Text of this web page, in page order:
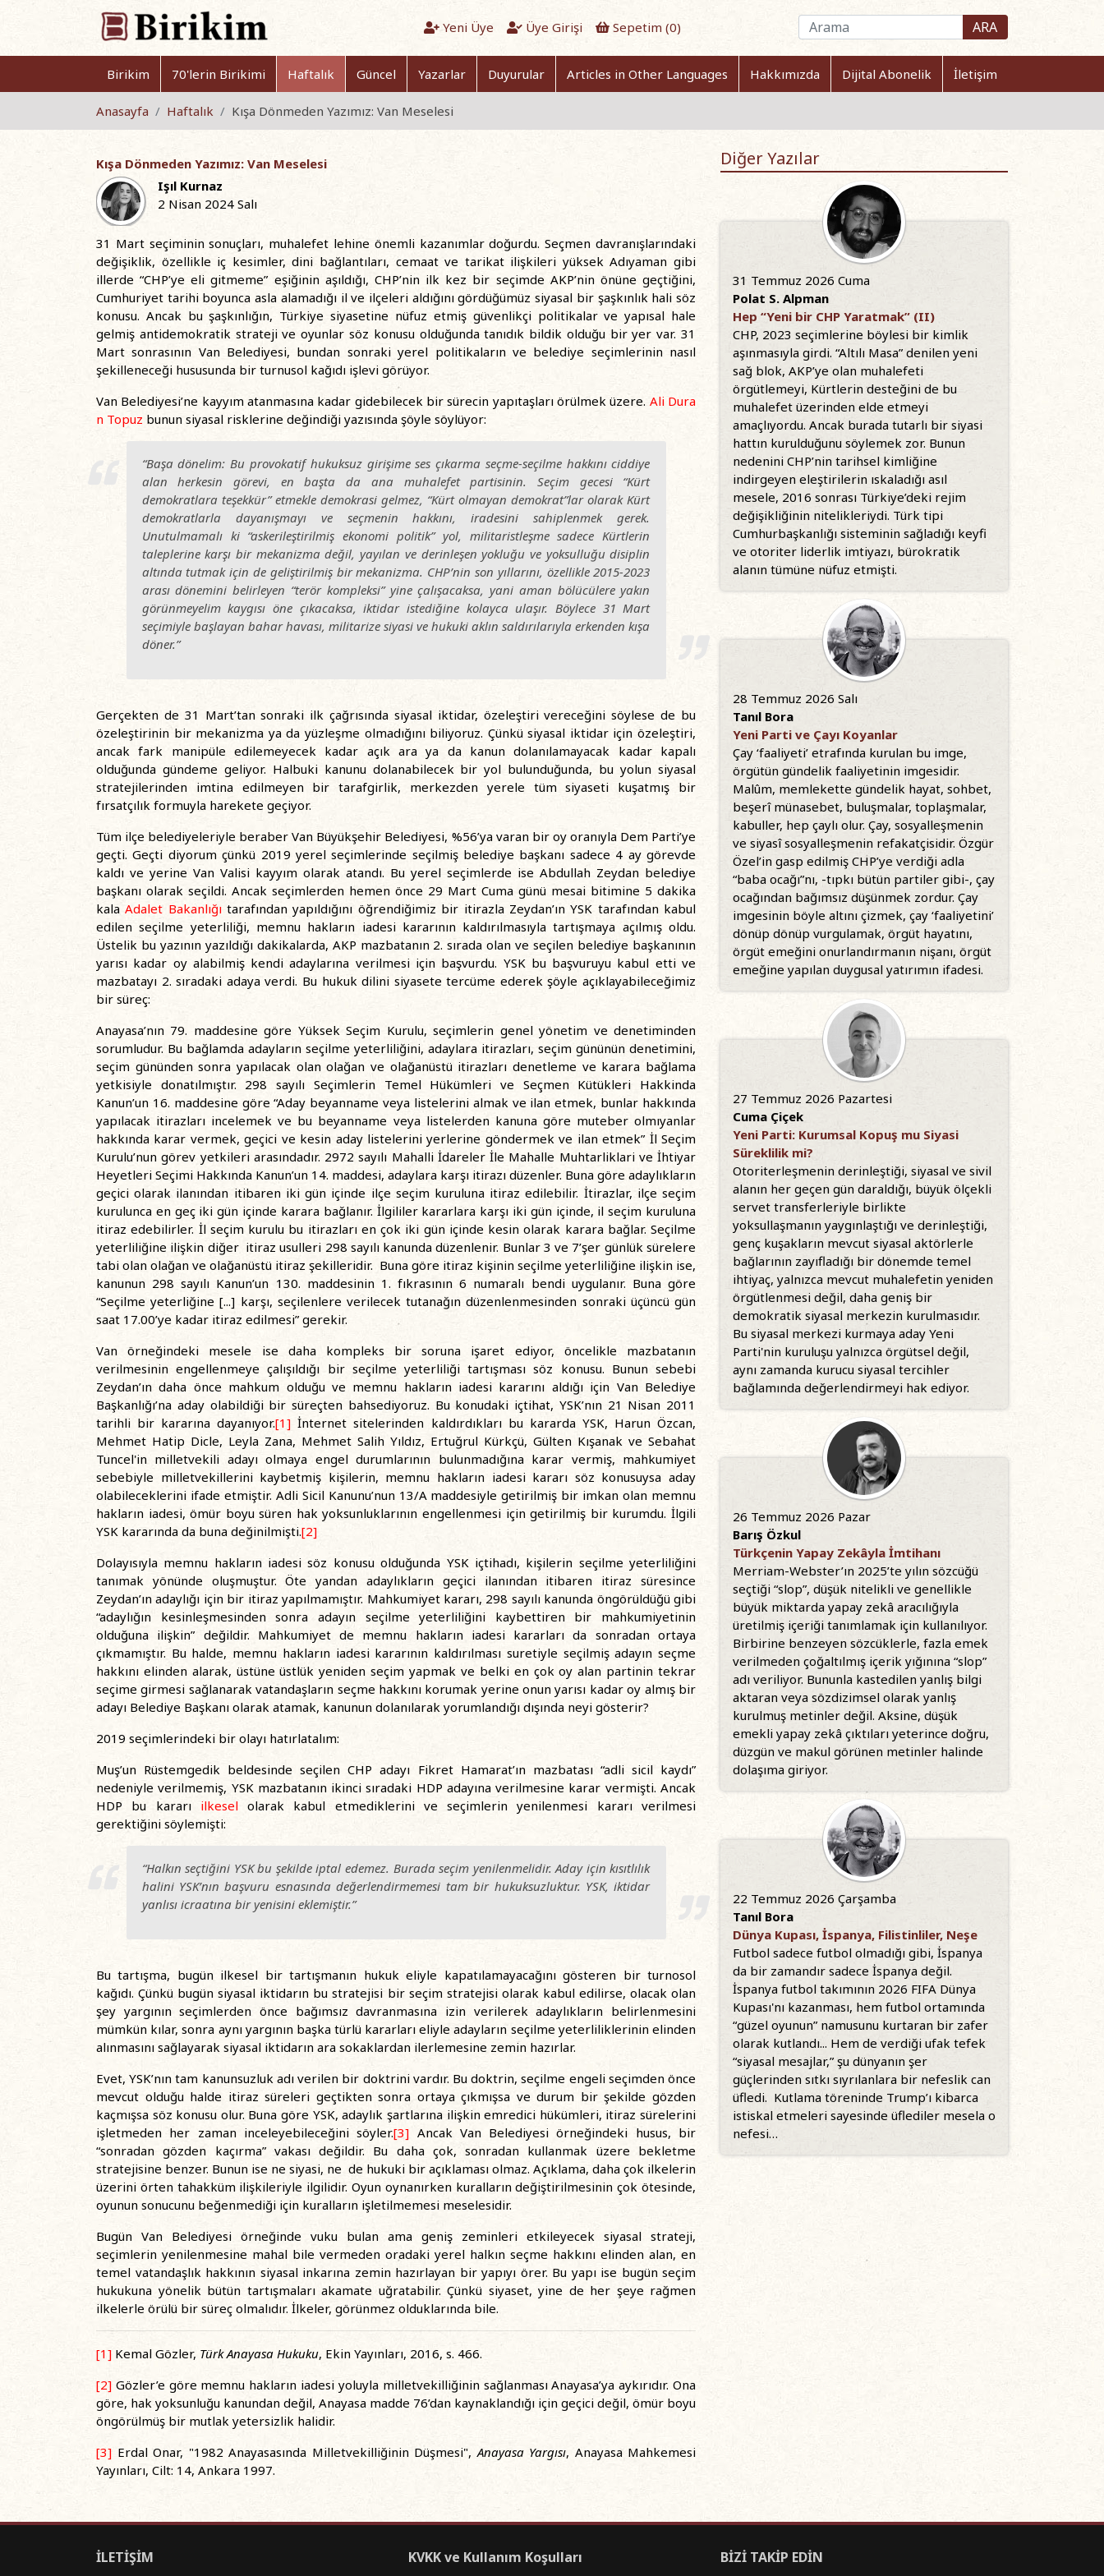
Yeni Üye Üye Girişi Sepetim (0) ARA
Birikim 70'lerin Birikimi Haftalık Güncel Yazarlar Duyurular Articles in Other Languages Hakkımızda Dijital Abonelik İletişim
Anasayfa Haftalık Kışa Dönmeden Yazımız: Van Meselesi
Kışa Dönmeden Yazımız: Van Meselesi
Işıl Kurnaz
2 Nisan 2024 Salı
31 Mart seçiminin sonuçları, muhalefet lehine önemli kazanımlar doğurdu. Seçmen davranışlarındaki
değişiklik, özellikle iç kesimler, dini bağlantıları, cemaat ve tarikat ilişkileri yüksek Adıyaman gibi
illerde “CHP’ye eli gitmeme” eşiğinin aşıldığı, CHP’nin ilk kez bir seçimde AKP’nin önüne geçtiğini,
Cumhuriyet tarihi boyunca asla alamadığı il ve ilçeleri aldığını gördüğümüz siyasal bir şaşkınlık hali söz
konusu. Ancak bu şaşkınlığın, Türkiye siyasetine nüfuz etmiş güvenlikçi politikalar ve yapısal hale
gelmiş antidemokratik strateji ve oyunlar söz konusu olduğunda tanıdık bildik olduğu bir yer var. 31
Mart sonrasının Van Belediyesi, bundan sonraki yerel politikaların ve belediye seçimlerinin nasıl
şekilleneceği hususunda bir turnusol kağıdı işlevi görüyor.
Van Belediyesi’ne kayyım atanmasına kadar gidebilecek bir sürecin yapıtaşları örülmek üzere. Ali Dura
n Topuz bunun siyasal risklerine değindiği yazısında şöyle söylüyor:
“Başa dönelim: Bu provokatif hukuksuz girişime ses çıkarma seçme-seçilme hakkını ciddiye
alan herkesin görevi, en başta da ana muhalefet partisinin. Seçim gecesi “Kürt
demokratlara teşekkür” etmekle demokrasi gelmez, “Kürt olmayan demokrat”lar olarak Kürt
demokratlarla dayanışmayı ve seçmenin hakkını, iradesini sahiplenmek gerek.
Unutulmamalı ki “askerileştirilmiş ekonomi politik” yol, militaristleşme sadece Kürtlerin
taleplerine karşı bir mekanizma değil, yayılan ve derinleşen yokluğu ve yoksulluğu disiplin
altında tutmak için de geliştirilmiş bir mekanizma. CHP’nin son yıllarını, özellikle 2015-2023
arası dönemini belirleyen “terör kompleksi” yine çalışacaksa, yani aman bölücülere yakın
görünmeyelim kaygısı öne çıkacaksa, iktidar istediğine kolayca ulaşır. Böylece 31 Mart
seçimiyle başlayan bahar havası, militarize siyasi ve hukuki aklın saldırılarıyla erkenden kışa
döner.”
Gerçekten de 31 Mart’tan sonraki ilk çağrısında siyasal iktidar, özeleştiri vereceğini söylese de bu
özeleştirinin bir mekanizma ya da yüzleşme olmadığını biliyoruz. Çünkü siyasal iktidar için özeleştiri,
ancak fark manipüle edilemeyecek kadar açık ara ya da kanun dolanılamayacak kadar kapalı
olduğunda gündeme geliyor. Halbuki kanunu dolanabilecek bir yol bulunduğunda, bu yolun siyasal
stratejilerinden imtina edilmeyen bir tarafgirlik, merkezden yerele tüm siyaseti kuşatmış bir
fırsatçılık formuyla harekete geçiyor.
Tüm ilçe belediyeleriyle beraber Van Büyükşehir Belediyesi, %56’ya varan bir oy oranıyla Dem Parti’ye
geçti. Geçti diyorum çünkü 2019 yerel seçimlerinde seçilmiş belediye başkanı sadece 4 ay görevde
kaldı ve yerine Van Valisi kayyım olarak atandı. Bu yerel seçimlerde ise Abdullah Zeydan belediye
başkanı olarak seçildi. Ancak seçimlerden hemen önce 29 Mart Cuma günü mesai bitimine 5 dakika
kalaAdalet Bakanlığıtarafından yapıldığını öğrendiğimiz bir itirazla Zeydan’ın YSK tarafından kabul
edilen seçilme yeterliliği, memnu hakların iadesi kararının kaldırılmasıyla tartışmaya açılmış oldu.
Üstelik bu yazının yazıldığı dakikalarda, AKP mazbatanın 2. sırada olan ve seçilen belediye başkanının
yarısı kadar oy alabilmiş kendi adaylarına verilmesi için başvurdu. YSK bu başvuruyu kabul etti ve
mazbatayı 2. sıradaki adaya verdi. Bu hukuk dilini siyasete tercüme ederek şöyle açıklayabileceğimiz
bir süreç:
Anayasa’nın 79. maddesine göre Yüksek Seçim Kurulu, seçimlerin genel yönetim ve denetiminden
sorumludur. Bu bağlamda adayların seçilme yeterliliğini, adaylara itirazları, seçim gününün denetimini,
seçim gününden sonra yapılacak olan olağan ve olağanüstü itirazları denetleme ve karara bağlama
yetkisiyle donatılmıştır. 298 sayılı Seçimlerin Temel Hükümleri ve Seçmen Kütükleri Hakkinda
Kanun’un 16. maddesine göre “Aday beyanname veya listelerini almak ve ilan etmek, bunlar hakkında
yapılacak itirazları incelemek ve bu beyanname veya listelerden kanuna göre muteber olmıyanlar
hakkında karar vermek, geçici ve kesin aday listelerini yerlerine göndermek ve ilan etmek” İl Seçim
Kurulu’nun görev yetkileri arasındadır. 2972 sayılı Mahalli İdareler İle Mahalle Muhtarliklari ve İhtiyar
Heyetleri Seçimi Hakkında Kanun’un 14. maddesi, adaylara karşı itirazı düzenler. Buna göre adaylıkların
geçici olarak ilanından itibaren iki gün içinde ilçe seçim kuruluna itiraz edilebilir. İtirazlar, ilçe seçim
kurulunca en geç iki gün içinde karara bağlanır. İlgililer kararlara karşı iki gün içinde, il seçim kuruluna
itiraz edebilirler. İl seçim kurulu bu itirazları en çok iki gün içinde kesin olarak karara bağlar. Seçilme
yeterliliğine ilişkin diğer itiraz usulleri 298 sayılı kanunda düzenlenir. Bunlar 3 ve 7’şer günlük sürelere
tabi olan olağan ve olağanüstü itiraz şekilleridir. Buna göre itiraz kişinin seçilme yeterliliğine ilişkin ise,
kanunun 298 sayılı Kanun’un 130. maddesinin 1. fıkrasının 6 numaralı bendi uygulanır. Buna göre
“Seçilme yeterliğine [...] karşı, seçilenlere verilecek tutanağın düzenlenmesinden sonraki üçüncü gün
saat 17.00’ye kadar itiraz edilmesi” gerekir.
Van örneğindeki mesele ise daha kompleks bir soruna işaret ediyor, öncelikle mazbatanın
verilmesinin engellenmeye çalışıldığı bir seçilme yeterliliği tartışması söz konusu. Bunun sebebi
Zeydan’ın daha önce mahkum olduğu ve memnu hakların iadesi kararını aldığı için Van Belediye
Başkanlığı’na aday olabildiği bir süreçten bahsediyoruz. Bu konudaki içtihat, YSK’nın 21 Nisan 2011
tarihli bir kararına dayanıyor.[1] İnternet sitelerinden kaldırdıkları bu kararda YSK, Harun Özcan,
Mehmet Hatip Dicle, Leyla Zana, Mehmet Salih Yıldız, Ertuğrul Kürkçü, Gülten Kışanak ve Sebahat
Tuncel'in milletvekili adayı olmaya engel durumlarının bulunmadığına karar vermiş, mahkumiyet
sebebiyle milletvekillerini kaybetmiş kişilerin, memnu hakların iadesi kararı söz konusuysa aday
olabileceklerini ifade etmiştir. Adli Sicil Kanunu’nun 13/A maddesiyle getirilmiş bir imkan olan memnu
hakların iadesi, ömür boyu süren hak yoksunluklarının engellenmesi için getirilmiş bir kurumdu. İlgili
YSK kararında da buna değinilmişti.[2]
Dolayısıyla memnu hakların iadesi söz konusu olduğunda YSK içtihadı, kişilerin seçilme yeterliliğini
tanımak yönünde oluşmuştur. Öte yandan adaylıkların geçici ilanından itibaren itiraz süresince
Zeydan’ın adaylığı için bir itiraz yapılmamıştır. Mahkumiyet kararı, 298 sayılı kanunda öngörüldüğü gibi
“adaylığın kesinleşmesinden sonra adayın seçilme yeterliliğini kaybettiren bir mahkumiyetinin
olduğuna ilişkin” değildir. Mahkumiyet de memnu hakların iadesi kararları da sonradan ortaya
çıkmamıştır. Bu halde, memnu hakların iadesi kararının kaldırılması suretiyle seçilmiş adayın seçme
hakkını elinden alarak, üstüne üstlük yeniden seçim yapmak ve belki en çok oy alan partinin tekrar
seçime girmesi sağlanarak vatandaşların seçme hakkını korumak yerine onun yarısı kadar oy almış bir
adayı Belediye Başkanı olarak atamak, kanunun dolanılarak yorumlandığı dışında neyi gösterir?
2019 seçimlerindeki bir olayı hatırlatalım:
Muş’un Rüstemgedik beldesinde seçilen CHP adayı Fikret Hamarat’ın mazbatası “adli sicil kaydı”
nedeniyle verilmemiş, YSK mazbatanın ikinci sıradaki HDP adayına verilmesine karar vermişti. Ancak
HDP bu kararı ilkeselolarak kabul etmediklerini ve seçimlerin yenilenmesi kararı verilmesi
gerektiğini söylemişti:
“Halkın seçtiğini YSK bu şekilde iptal edemez. Burada seçim yenilenmelidir. Aday için kısıtlılık
halini YSK’nın başvuru esnasında değerlendirmemesi tam bir hukuksuzluktur. YSK, iktidar
yanlısı icraatına bir yenisini eklemiştir.”
Bu tartışma, bugün ilkesel bir tartışmanın hukuk eliyle kapatılamayacağını gösteren bir turnosol
kağıdı. Çünkü bugün siyasal iktidarın bu stratejisi bir seçim stratejisi olarak kabul edilirse, olacak olan
şey yargının seçimlerden önce bağımsız davranmasına izin verilerek adaylıkların belirlenmesini
mümkün kılar, sonra aynı yargının başka türlü kararları eliyle adayların seçilme yeterliliklerinin elinden
alınmasını sağlayarak siyasal iktidarın ara sokaklardan ilerlemesine zemin hazırlar.
Evet, YSK’nın tam kanunsuzluk adı verilen bir doktrini vardır. Bu doktrin, seçilme engeli seçimden önce
mevcut olduğu halde itiraz süreleri geçtikten sonra ortaya çıkmışsa ve durum bir şekilde gözden
kaçmışsa söz konusu olur. Buna göre YSK, adaylık şartlarına ilişkin emredici hükümleri, itiraz sürelerini
işletmeden her zaman inceleyebileceğini söyler.[3] Ancak Van Belediyesi örneğindeki husus, bir
“sonradan gözden kaçırma” vakası değildir. Bu daha çok, sonradan kullanmak üzere bekletme
stratejisine benzer. Bunun ise ne siyasi, ne de hukuki bir açıklaması olmaz. Açıklama, daha çok ilkelerin
üzerini örten tahakküm ilişkileriyle ilgilidir. Oyun oynanırken kuralların değiştirilmesinin çok ötesinde,
oyunun sonucunu beğenmediği için kuralların işletilmemesi meselesidir.
Bugün Van Belediyesi örneğinde vuku bulan ama geniş zeminleri etkileyecek siyasal strateji,
seçimlerin yenilenmesine mahal bile vermeden oradaki yerel halkın seçme hakkını elinden alan, en
temel vatandaşlık hakkının siyasal inkarına zemin hazırlayan bir yapıyı örer. Bu yapı ise bugün seçim
hukukuna yönelik bütün tartışmaları akamate uğratabilir. Çünkü siyaset, yine de her şeye rağmen
ilkelerle örülü bir süreç olmalıdır. İlkeler, görünmez olduklarında bile.
[1] Kemal Gözler, Türk Anayasa Hukuku, Ekin Yayınları, 2016, s. 466.
[2] Gözler’e göre memnu hakların iadesi yoluyla milletvekilliğinin sağlanması Anayasa’ya aykırıdır. Ona
göre, hak yoksunluğu kanundan değil, Anayasa madde 76’dan kaynaklandığı için geçici değil, ömür boyu
öngörülmüş bir mutlak yetersizlik halidir.
[3] Erdal Onar, "1982 Anayasasında Milletvekilliğinin Düşmesi",Anayasa Yargısı, Anayasa Mahkemesi
Yayınları, Cilt: 14, Ankara 1997.
Diğer Yazılar
31 Temmuz 2026 Cuma
Polat S. Alpman
Hep “Yeni bir CHP Yaratmak” (II)
CHP, 2023 seçimlerine böylesi bir kimlik
aşınmasıyla girdi. “Altılı Masa” denilen yeni
sağ blok, AKP’ye olan muhalefeti
örgütlemeyi, Kürtlerin desteğini de bu
muhalefet üzerinden elde etmeyi
amaçlıyordu. Ancak burada tutarlı bir siyasi
hattın kurulduğunu söylemek zor. Bunun
nedenini CHP’nin tarihsel kimliğine
indirgeyen eleştirilerin ıskaladığı asıl
mesele, 2016 sonrası Türkiye’deki rejim
değişikliğinin nitelikleriydi. Türk tipi
Cumhurbaşkanlığı sisteminin sağladığı keyfi
ve otoriter liderlik imtiyazı, bürokratik
alanın tümüne nüfuz etmişti.
28 Temmuz 2026 Salı
Tanıl Bora
Yeni Parti ve Çayı Koyanlar
Çay ‘faaliyeti’ etrafında kurulan bu imge,
örgütün gündelik faaliyetinin imgesidir.
Malûm, memlekette gündelik hayat, sohbet,
beşerî münasebet, buluşmalar, toplaşmalar,
kabuller, hep çaylı olur. Çay, sosyalleşmenin
ve siyasî sosyalleşmenin refakatçisidir. Özgür
Özel’in gasp edilmiş CHP’ye verdiği adla
“baba ocağı”nı, -tıpkı bütün partiler gibi-, çay
ocağından bağımsız düşünmek zordur. Çay
imgesinin böyle altını çizmek, çay ‘faaliyetini’
dönüp dönüp vurgulamak, örgüt hayatını,
örgüt emeğini onurlandırmanın nişanı, örgüt
emeğine yapılan duygusal yatırımın ifadesi.
27 Temmuz 2026 Pazartesi
Cuma Çiçek
Yeni Parti: Kurumsal Kopuş mu Siyasi
Süreklilik mi?
Otoriterleşmenin derinleştiği, siyasal ve sivil
alanın her geçen gün daraldığı, büyük ölçekli
servet transferleriyle birlikte
yoksullaşmanın yaygınlaştığı ve derinleştiği,
genç kuşakların mevcut siyasal aktörlerle
bağlarının zayıfladığı bir dönemde temel
ihtiyaç, yalnızca mevcut muhalefetin yeniden
örgütlenmesi değil, daha geniş bir
demokratik siyasal merkezin kurulmasıdır.
Bu siyasal merkezi kurmaya aday Yeni
Parti'nin kuruluşu yalnızca örgütsel değil,
aynı zamanda kurucu siyasal tercihler
bağlamında değerlendirmeyi hak ediyor.
26 Temmuz 2026 Pazar
Barış Özkul
Türkçenin Yapay Zekâyla İmtihanı
Merriam-Webster’ın 2025’te yılın sözcüğü
seçtiği “slop”, düşük nitelikli ve genellikle
büyük miktarda yapay zekâ aracılığıyla
üretilmiş içeriği tanımlamak için kullanılıyor.
Birbirine benzeyen sözcüklerle, fazla emek
verilmeden çoğaltılmış içerik yığınına “slop”
adı veriliyor. Bununla kastedilen yanlış bilgi
aktaran veya sözdizimsel olarak yanlış
kurulmuş metinler değil. Aksine, düşük
emekli yapay zekâ çıktıları yeterince doğru,
düzgün ve makul görünen metinler halinde
dolaşıma giriyor.
22 Temmuz 2026 Çarşamba
Tanıl Bora
Dünya Kupası, İspanya, Filistinliler, Neşe
Futbol sadece futbol olmadığı gibi, İspanya
da bir zamandır sadece İspanya değil.
İspanya futbol takımının 2026 FIFA Dünya
Kupası'nı kazanması, hem futbol ortamında
“güzel oyunun” namusunu kurtaran bir zafer
olarak kutlandı... Hem de verdiği ufak tefek
“siyasal mesajlar,” şu dünyanın şer
güçlerinden sıtkı sıyrılanlara bir nefeslik can
üfledi. Kutlama töreninde Trump’ı kibarca
istiskal etmeleri sayesinde üflediler mesela o
nefesi…
İLETİŞİM KVKK ve Kullanım Koşulları BİZİ TAKİP EDİN